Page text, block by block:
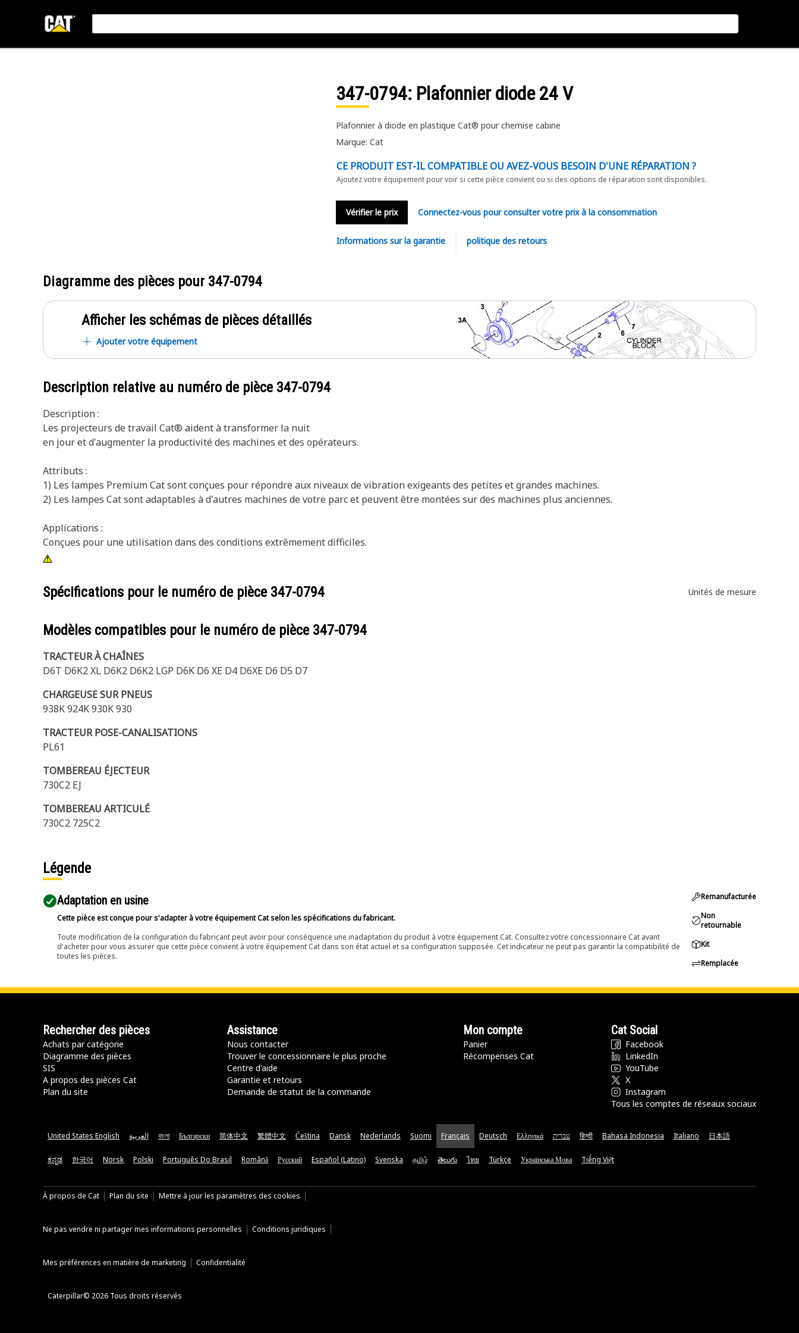
347-0794: Plafonnier diode 24 V
Plafonnier à diode en plastique Cat® pour chemise cabine
Marque: Cat
CE PRODUIT EST-IL COMPATIBLE OU AVEZ-VOUS BESOIN D'UNE RÉPARATION ?
Ajoutez votre équipement pour voir si cette pièce convient ou si des options de réparation sont disponibles.
Vérifier le prix Connectez-vous pour consulter votre prix à la consommation
Informations sur la garantie politique des retours
Diagramme des pièces pour 347-0794
Afficher les schémas de pièces détaillés
Ajouter votre équipement
Description relative au numéro de pièce 347-0794
Description :
Les projecteurs de travail Cat® aident à transformer la nuit
en jour et d'augmenter la productivité des machines et des opérateurs.
Attributs :
1) Les lampes Premium Cat sont conçues pour répondre aux niveaux de vibration exigeants des petites et grandes machines.
2) Les lampes Cat sont adaptables à d'autres machines de votre parc et peuvent être montées sur des machines plus anciennes.
Applications :
Conçues pour une utilisation dans des conditions extrêmement difficiles.
Spécifications pour le numéro de pièce 347-0794 Unités de mesure
Modèles compatibles pour le numéro de pièce 347-0794
TRACTEUR À CHAÎNES
D6T D6K2 XL D6K2 D6K2 LGP D6K D6 XE D4 D6XE D6 D5 D7
CHARGEUSE SUR PNEUS
938K 924K 930K 930
TRACTEUR POSE-CANALISATIONS
PL61
TOMBEREAU ÉJECTEUR
730C2 EJ
TOMBEREAU ARTICULÉ
730C2 725C2
Légende
Adaptation en usine
Cette pièce est conçue pour s'adapter à votre équipement Cat selon les spécifications du fabricant.
Toute modification de la configuration du fabricant peut avoir pour conséquence une inadaptation du produit à votre équipement Cat. Consultez votre concessionnaire Cat avant
d'acheter pour vous assurer que cette pièce convient à votre équipement Cat dans son état actuel et sa configuration supposée. Cet indicateur ne peut pas garantir la compatibilité de
toutes les pièces.
Remanufacturée
Non
retournable
Kit
Remplacée
Rechercher des pièces
Achats par catégorie
Diagramme des pièces
SIS
A propos des pièces Cat
Plan du site
Assistance
Nous contacter
Trouver le concessionnaire le plus proche
Centre d'aide
Garantie et retours
Demande de statut de la commande
Mon compte
Panier
Récompenses Cat
Cat Social
Facebook
LinkedIn
YouTube
X
Instagram
Tous les comptes de réseaux sociaux
United States English العربية বাংলা Български 简体中文 繁體中文 Čeština Dansk Nederlands Suomi Français Deutsch Ελληνικά עברית हिन्दी Bahasa Indonesia Italiano 日本語
ಕನ್ನಡ 한국어 Norsk Polski Português Do Brasil Română Русский Español (Latino) Svenska தமிழ் తెలుగు ไทย Türkçe Українська Мова Tiếng Việt
À propos de Cat Plan du site Mettre à jour les paramètres des cookies
Ne pas vendre ni partager mes informations personnelles Conditions juridiques
Mes préférences en matière de marketing Confidentialité
Caterpillar© 2026 Tous droits réservés